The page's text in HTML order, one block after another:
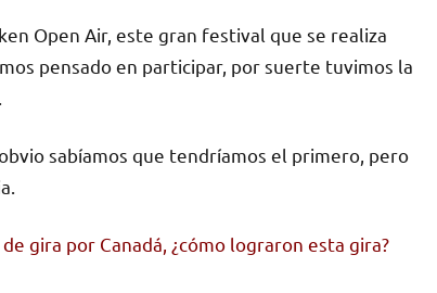
Open Air, este gran festival que se realiza
pensado en participar, por suerte tuvimos la
sabíamos que tendríamos el primero, pero
gira por Canadá, ¿cómo lograron esta gira?